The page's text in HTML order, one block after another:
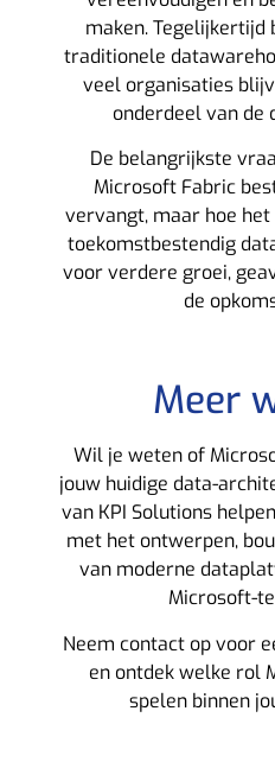
maken.
traditionele
veel organisaties
onderdeel van de
De belangrijkste
Microsoft Fabric
vervangt, maar hoe
toekomstbestendig
voor verdere groei,
de
Meer
Wil je weten of
jouw huidige data-
van KPI Solutions
met het ontwerpen,
van moderne
Microsoft-
Neem contact op voor
en ontdek welke rol
spelen binnen